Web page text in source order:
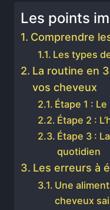
Les points
Comprendre
Les types
La routine en
vos cheveux
Étape 1 :
Étape 2 :
Étape 3 :
quotidien
Les erreurs à
Une
cheveux